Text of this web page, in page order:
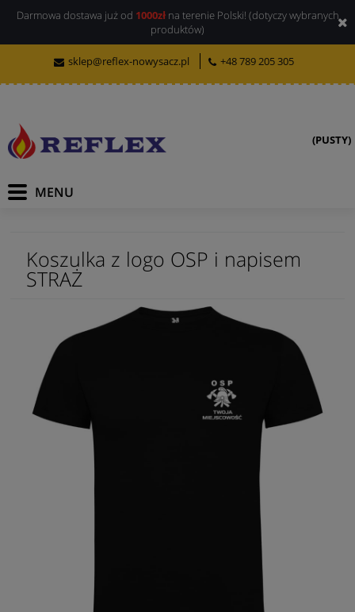
Darmowa dostawa już od 1000złna terenie Polski! (dotyczy wybranych
produktów)
sklep@reflex-nowysacz.pl +48 789 205 305
(PUSTY)
Koszulka z logo OSP i napisem
STRAŻ